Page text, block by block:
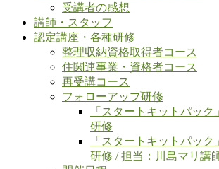
受講者の感想
講師・スタッフ
認定講座・各種研修
整理収納資格取得者コース
住関連事業・資格者コース
再受講コース
フォローアップ研修
「スタートキットパッ
研修
「スタートキットパッ
研修 / 担当：川島マリ講